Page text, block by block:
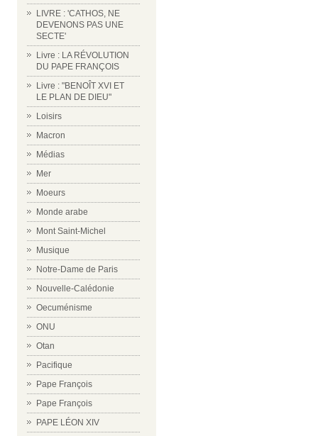
LIVRE : 'CATHOS, NE
DEVENONS PAS UNE
SECTE'
Livre : LA RÉVOLUTION
DU PAPE FRANÇOIS
Livre : "BENOÎT XVI ET
LE PLAN DE DIEU"
Loisirs
Macron
Médias
Mer
Moeurs
Monde arabe
Mont Saint-Michel
Musique
Notre-Dame de Paris
Nouvelle-Calédonie
Oecuménisme
ONU
Otan
Pacifique
Pape François
Pape François
PAPE LÉON XIV